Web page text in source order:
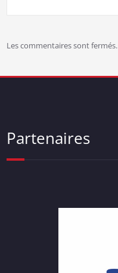
Les commentaires sont fermés.
Partenaires